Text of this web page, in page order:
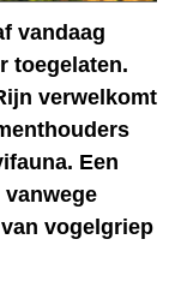
vandaag
toegelaten.
verwelkomt
Een
vogelgriep